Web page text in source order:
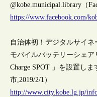
@kobe.municipal.library（
https://www.facebook.com/
自治体初！デジタルサイネ
モバイルバッテリーシェア
Charge SPOT 」を設置しま
市,2019/2/1）
http://www.city.kobe.lg.jp/